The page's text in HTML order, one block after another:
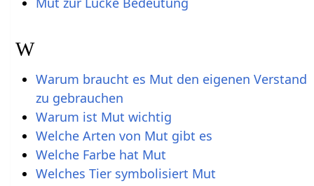
W
Warum braucht es Mut den eigenen Verstand
zu gebrauchen
Warum ist Mut wichtig
Welche Arten von Mut gibt es
Welche Farbe hat Mut
Welches Tier symbolisiert Mut